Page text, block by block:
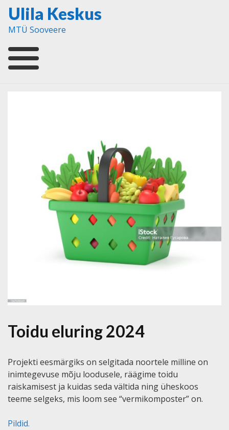
Skip
content
Ulila Keskus
MTÜ Sooveere
Toidu eluring 2024
Projekti eesmärgiks on selgitada noortele milline on
inimtegevuse mõju loodusele, räägime toidu
raiskamisest ja kuidas seda vältida ning üheskoos
teeme selgeks, mis loom see “vermikomposter” on.
Pildid.